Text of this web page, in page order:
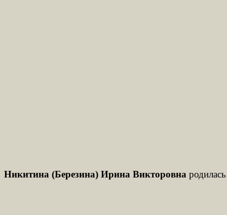
Никитина (Березина) Ирина Викторовна